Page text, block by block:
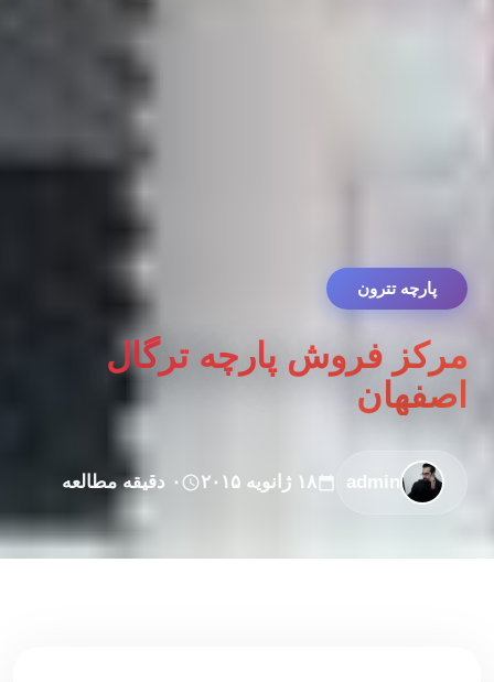
پارچه تترون
مرکز فروش پارچه ترگال
اصفهان
admin ۱۸ ژانویه ۲۰۱۵ ۰ دقیقه مطالعه